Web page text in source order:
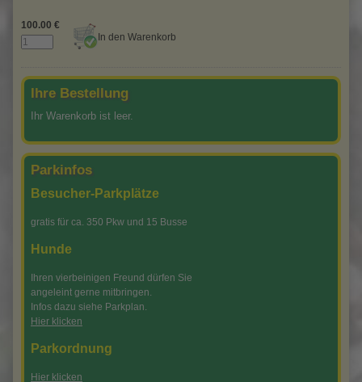
100.00 €
Ihre Bestellung
Ihr Warenkorb ist leer.
Parkinfos
Besucher-Parkplätze
gratis für ca. 350 Pkw und 15 Busse
Hunde
Ihren vierbeinigen Freund dürfen Sie
angeleint gerne mitbringen.
Infos dazu siehe Parkplan.
Hier klicken
Parkordnung
Hier klicken
Jobs
Grillplätze
Wassertretanlage